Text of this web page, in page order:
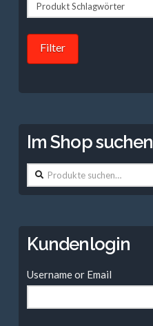
Filter
Im Shop suchen
Suche
nach:
Kundenlogin
Username or Email